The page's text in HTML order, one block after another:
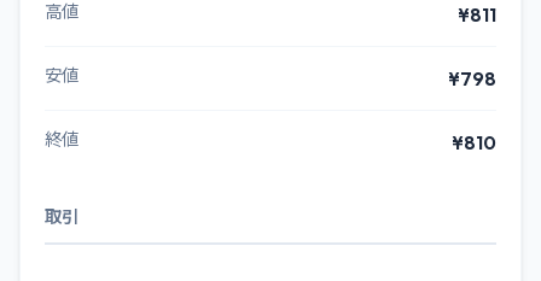
高値 ¥811
安値 ¥798
終値 ¥810
取引